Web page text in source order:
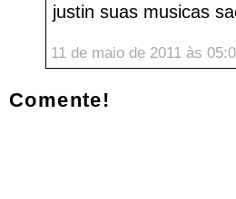
justin suas musicas
11 de maio de 2011 às
Comente!